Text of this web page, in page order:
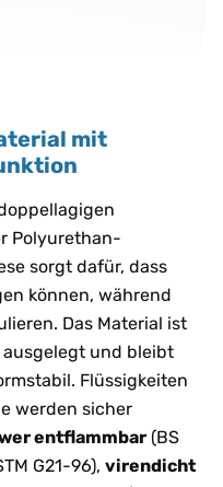
mit
Polyurethan-
sorgt dafür, dass
können, während
Das Material ist
und bleibt
Flüssigkeiten
werden sicher
entflammbar (BS
G21-96), virendicht